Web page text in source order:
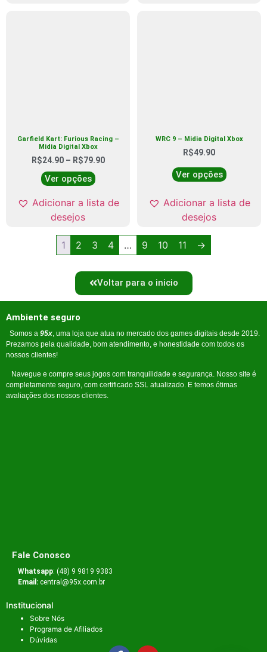
Garfield Kart: Furious Racing –
Midia Digital Xbox
R$24.90 – R$79.90
Ver opções
Adicionar a lista de
desejos
WRC 9 – Midia Digital Xbox
R$49.90
Ver opções
Adicionar a lista de
desejos
1 2 3 4 … 9 10 11 →
Voltar para o inicio
Ambiente seguro
Somos a 95x, uma loja que atua no mercado dos games digitais desde 2019.
Prezamos pela qualidade, bom atendimento, e honestidade com todos os
nossos clientes!
Navegue e compre seus jogos com tranquilidade e segurança. Nosso site é
completamente seguro, com certificado SSL atualizado. E temos ótimas
avaliações dos nossos clientes.
Fale Conosco
Whatsapp: (48) 9 9819 9383
Email: central@95x.com.br
Institucional
Sobre Nós
Programa de Afiliados
Dúvidas